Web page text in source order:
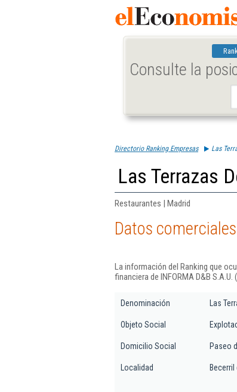
Consulte la
Directorio Ranking Empresas Las
Las Terrazas
Restaurantes | Madrid
Datos
La información del Ranking que
financiera de INFORMA D&B S.A.U.
Denominación Las
Objeto Social
Domicilio Social Paseo
Localidad Becerril